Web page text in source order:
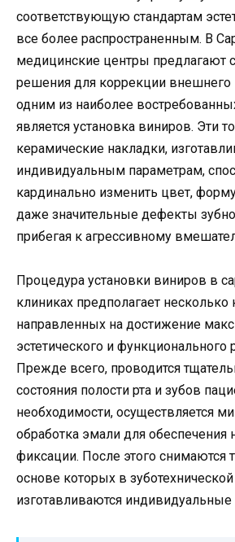
соответствующую стандартам
все более распространенным. В
медицинские центры предлагают
решения для коррекции внешнего
одним из наиболее
является установка виниров. Эти
керамические накладки,
индивидуальным параметрам,
кардинально изменить цвет,
даже значительные дефекты
прибегая к агрессивному
Процедура установки виниров в
клиниках предполагает
направленных на достижение
эстетического и функционального
Прежде всего, проводится
состояния полости рта и зубов
необходимости, осуществляется
обработка эмали для обеспечения
фиксации. После этого снимаются
основе которых в
изготавливаются